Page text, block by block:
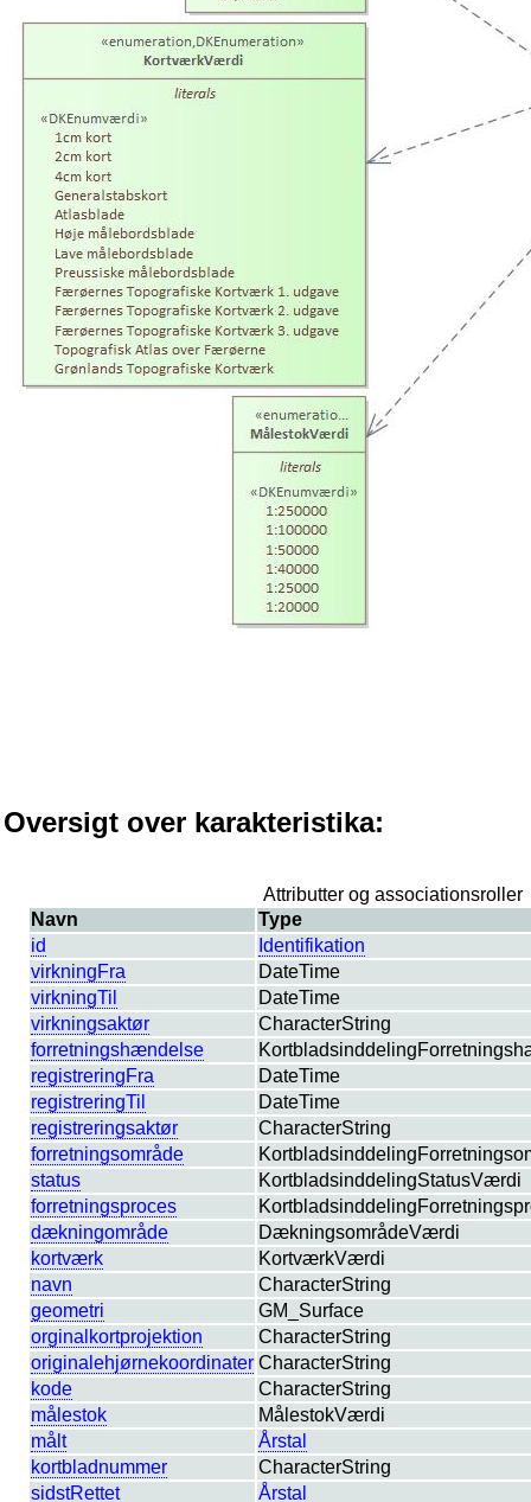
Oversigt over karakteristika:
Attributter og associationsroller
Navn
Type
id
Identifikation
virkningFra
DateTime
virkningTil
DateTime
virkningsaktør
CharacterString
forretningshændelse
registreringFra
DateTime
registreringTil
DateTime
registreringsaktør
CharacterString
forretningsområde
status
KortbladsinddelingStatusVærdi
forretningsproces
dækningområde
DækningsområdeVærdi
kortværk
KortværkVærdi
navn
CharacterString
geometri
GM_Surface
orginalkortprojektion
CharacterString
originalehjørnekoordinater CharacterString
kode
CharacterString
målestok
MålestokVærdi
målt
Årstal
kortbladnummer
CharacterString
sidstRettet
Årstal